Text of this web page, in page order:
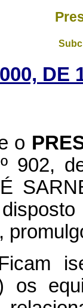
DE
o
902,
os